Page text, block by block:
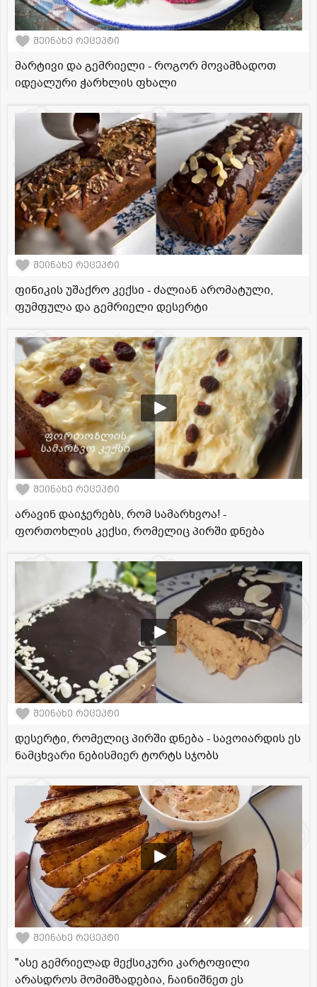
შეინახე რეცეპტი
მარტივი და გემრიელი - როგორ მოვამზადოთ
იდეალური ჭარხლის ფხალი
შეინახე რეცეპტი
ფინიკის უშაქრო კექსი - ძალიან არომატული,
ფუმფულა და გემრიელი დესერტი
შეინახე რეცეპტი
არავინ დაიჯერებს, რომ სამარხვოა! -
ფორთოხლის კექსი, რომელიც პირში დნება
შეინახე რეცეპტი
დესერტი, რომელიც პირში დნება - სავოიარდის ეს
ნამცხვარი ნებისმიერ ტორტს სჯობს
შეინახე რეცეპტი
"ასე გემრიელად მექსიკური კარტოფილი
არასდროს მომიმზადებია, ჩაინიშნეთ ეს